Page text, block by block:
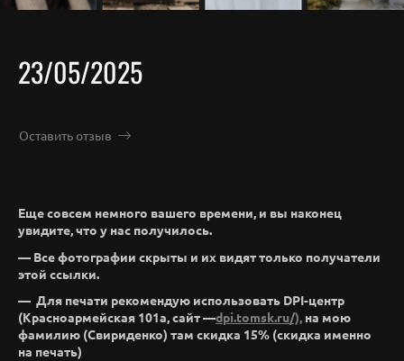
23/05/2025
Оставить отзыв
Еще совсем немного вашего времени, и вы наконец
увидите, что у нас получилось.
— Все фотографии скрыты и их видят только получатели
этой ссылки.
— Для печати рекомендую использовать DPI-центр
(Красноармейская 101а, сайт —dpi.tomsk.ru/), на мою
фамилию (Свириденко) там скидка 15% (скидка именно
на печать)